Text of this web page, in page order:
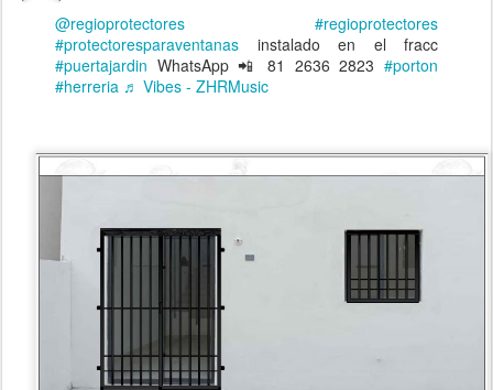
@regioprotectores
#regioprotectores
#protectoresparaventanas instalado en el fracc
#puertajardin WhatsApp 📲 81 2636 2823 #porton
#herreria ♬ Vibes - ZHRMusic